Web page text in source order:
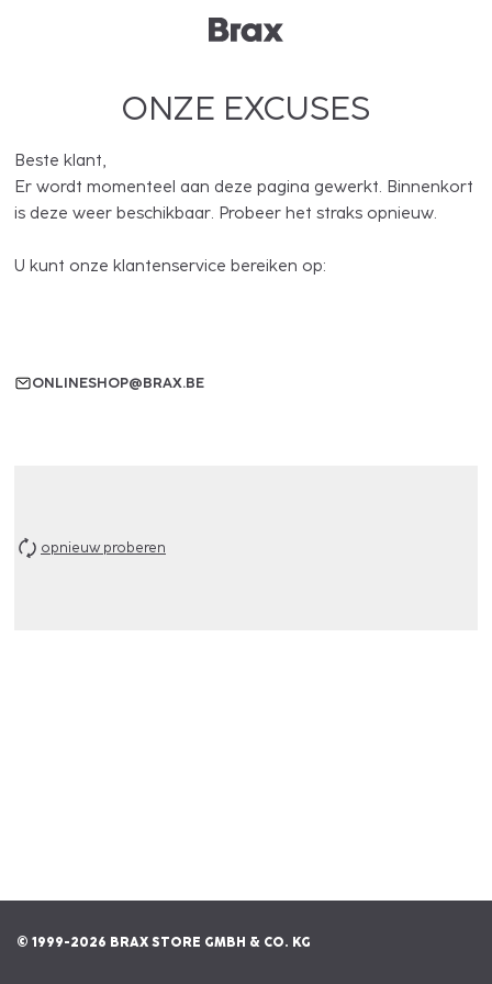
ONZE EXCUSES
Beste klant,
Er wordt momenteel aan deze pagina gewerkt. Binnenkort
is deze weer beschikbaar. Probeer het straks opnieuw.
U kunt onze klantenservice bereiken op:
ONLINESHOP@BRAX.BE
opnieuw proberen
© 1999-2026 BRAX STORE GMBH & CO. KG